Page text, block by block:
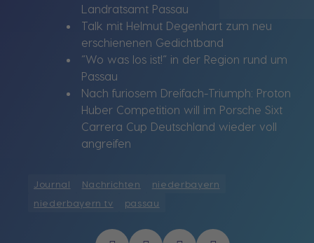
Landratsamt Passau
Talk mit Helmut Degenhart zum neu
erschienenen Gedichtband
“Wo was los ist!“ in der Region rund um
Passau
Nach furiosem Dreifach-Triumph: Proton
Huber Competition will im Porsche Sixt
Carrera Cup Deutschland wieder voll
angreifen
Journal Nachrichten
niederbayern
niederbayern tv
passau